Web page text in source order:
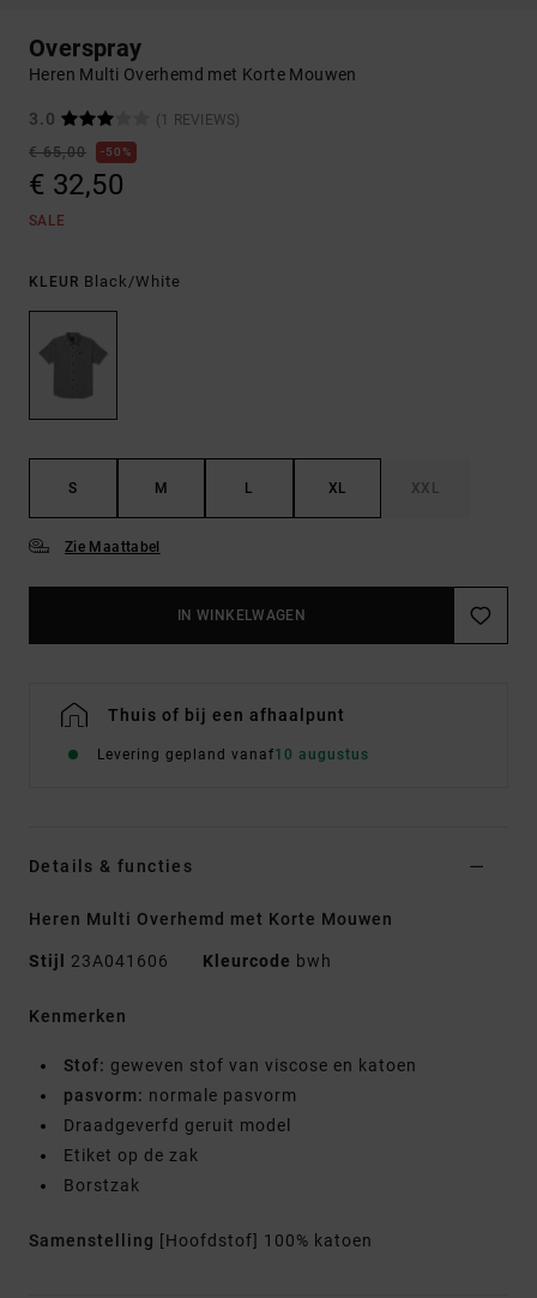
Overspray
Heren Multi Overhemd met Korte Mouwen
3.0
(1 REVIEWS)
€ 65,00
50%
€ 32,50
SALE
KLEUR Black/white
S M L XL XXL
Zie Maattabel
IN WINKELWAGEN
Thuis of bij een afhaalpunt
Levering gepland vanaf10 augustus
Details & functies
Heren Multi Overhemd met Korte Mouwen
Stijl 23A041606 Kleurcode bwh
Kenmerken
Stof: geweven stof van viscose en katoen
pasvorm: normale pasvorm
Draadgeverfd geruit model
Etiket op de zak
Borstzak
Samenstelling [Hoofdstof] 100% katoen